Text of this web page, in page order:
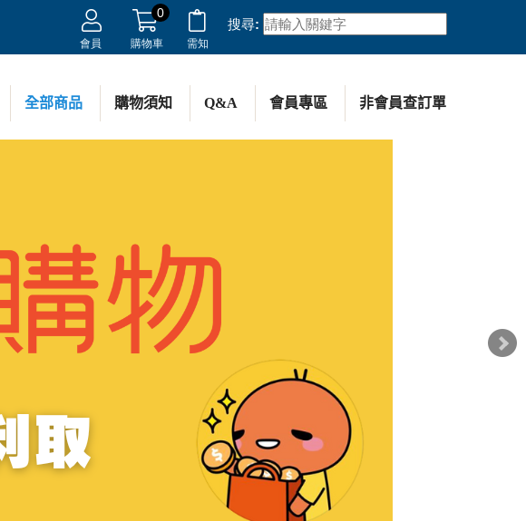
會員 購物車
0
需知
搜尋:
全部商品 購物須知 Q&A 會員專區 非會員查訂單